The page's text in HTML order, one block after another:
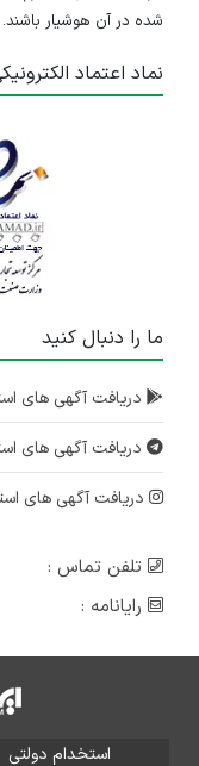
استخدام
چند استان
۱۱ ماه پیش
استخدام
آذربایجان
شده در آن هوشیار باشند.
نماد اعتماد
ما را دنبال کنید
دریافت آگهی های
دریافت آگهی های
دریافت آگهی های
تلفن تماس :
رایانامه :
استخدام دولتی